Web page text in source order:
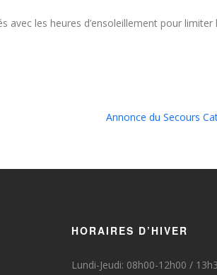
les heures d’ensoleillement pour limiter
Annonce du Secours
HORAIRES D’HIVER
Lundi-Jeudi: 08h00-12h00 /